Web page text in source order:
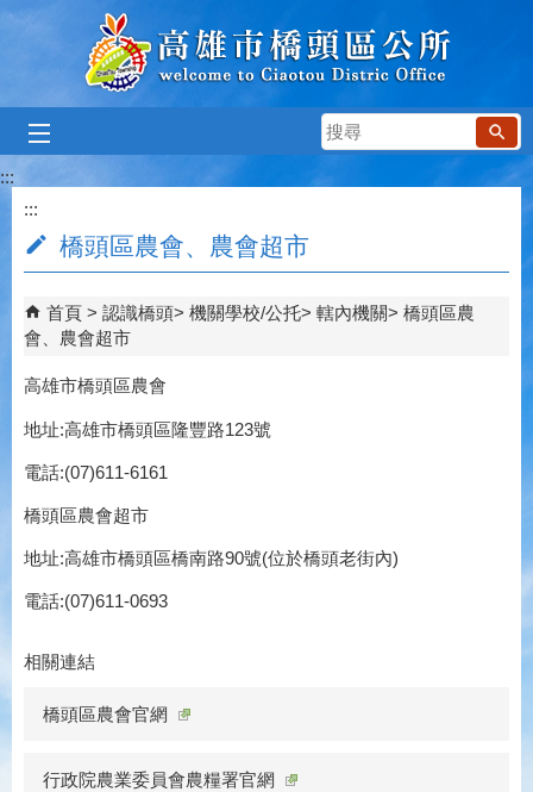
跳到主要內容區塊
搜
尋
:::
:::
橋頭區農會、農會超市
首頁 認識橋頭 機關學校/公托 轄內機關
橋頭區農
會、農會超市
高雄市橋頭區農會
地址:高雄市橋頭區隆豐路123號
電話:(07)611-6161
橋頭區農會超市
地址:高雄市橋頭區橋南路90號(位於橋頭老街內)
電話:(07)611-0693
相關連結
橋頭區農會官網
行政院農業委員會農糧署官網